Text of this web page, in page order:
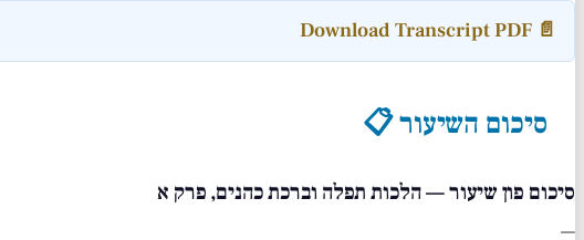
📄 Download Transcript PDF
סיכום השיעור 📋
סיכום פון שיעור — הלכות תפלה וברכת כהנים, פרק א
—